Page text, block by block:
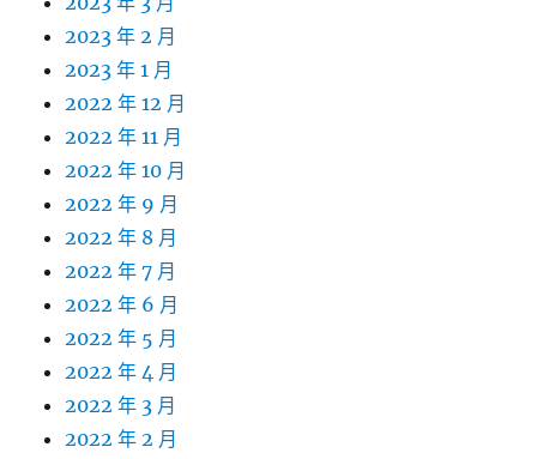
2023 年 2 月
2023 年 1 月
2022 年 12 月
2022 年 11 月
2022 年 10 月
2022 年 9 月
2022 年 8 月
2022 年 7 月
2022 年 6 月
2022 年 5 月
2022 年 4 月
2022 年 3 月
2022 年 2 月